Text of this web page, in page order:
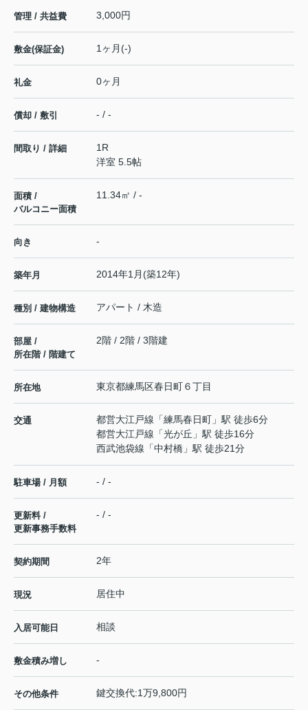
管理 / 共益費 3,000円
敷金(保証金) 1ヶ月(-)
礼金 0ヶ月
償却 / 敷引 - / -
間取り / 詳細
1R
洋室 5.5帖
面積 /
バルコニー面積
11.34㎡ / -
向き -
築年月 2014年1月(築12年)
種別 / 建物構造 アパート / 木造
部屋 /
所在階 / 階建て
2階 / 2階 / 3階建
所在地 東京都練馬区春日町６丁目
交通 都営大江戸線 「練馬春日町 」駅 徒歩6分
都営大江戸線 「光が丘 」駅 徒歩16分
西武池袋線 「中村橋 」駅 徒歩21分
駐車場 / 月額 - / -
更新料 /
更新事務手数料
- / -
契約期間 2年
現況 居住中
入居可能日 相談
敷金積み増し -
その他条件 鍵交換代:1万9,800円